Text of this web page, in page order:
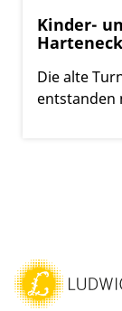
Kinder-
Die alte
entstanden